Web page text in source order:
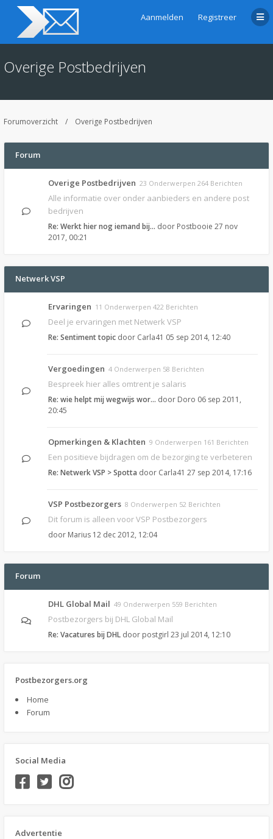
Aanmelden Registreer
Overige Postbedrijven
Forumoverzicht Overige Postbedrijven
Forum
Overige Postbedrijven 23 Onderwerpen 264 Berichten
Alle informatie over onder aanbieders en andere post
bedrijven
Re: Werkt hier nog iemand bij… door Postbooie 27 nov
2017, 00:21
Netwerk VSP
Ervaringen 11 Onderwerpen 422 Berichten
Deel je ervaringen met Netwerk VSP
Re: Sentiment topic door Carla41 05 sep 2014, 12:40
Vergoedingen 4 Onderwerpen 58 Berichten
Bespreek hier alles omtrent je salaris
Re: wie helpt mij wegwijs wor… door Doro 06 sep 2011,
20:45
Opmerkingen & Klachten 9 Onderwerpen 161 Berichten
Een positieve bijdragen om de bezorging te verbeteren
Re: Netwerk VSP > Spotta door Carla41 27 sep 2014, 17:16
VSP Postbezorgers 8 Onderwerpen 52 Berichten
Dit forum is alleen voor VSP Postbezorgers
door Marius 12 dec 2012, 12:04
Forum
DHL Global Mail 49 Onderwerpen 559 Berichten
Postbezorgers bij DHL Global Mail
Re: Vacatures bij DHL door postgirl 23 jul 2014, 12:10
Postbezorgers.org
Home
Forum
Social Media
Advertentie